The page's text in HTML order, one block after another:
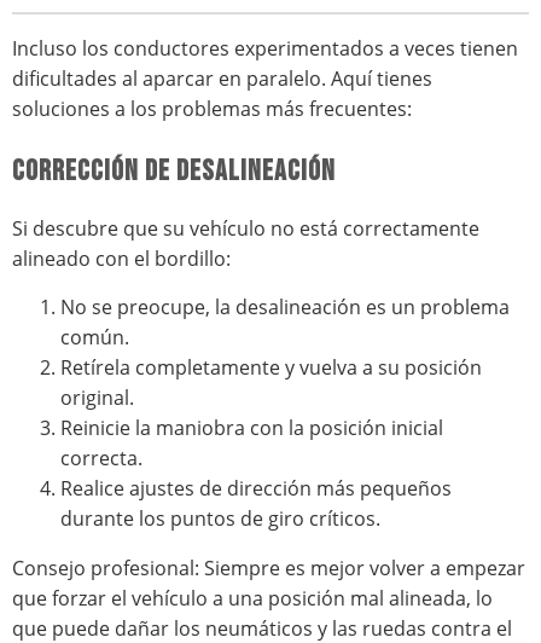
Incluso los conductores experimentados a veces tienen
dificultades al aparcar en paralelo. Aquí tienes
soluciones a los problemas más frecuentes:
CORRECCIÓN DE DESALINEACIÓN
Si descubre que su vehículo no está correctamente
alineado con el bordillo:
No se preocupe, la desalineación es un problema
común.
Retírela completamente y vuelva a su posición
original.
Reinicie la maniobra con la posición inicial
correcta.
Realice ajustes de dirección más pequeños
durante los puntos de giro críticos.
Consejo profesional: Siempre es mejor volver a empezar
que forzar el vehículo a una posición mal alineada, lo
que puede dañar los neumáticos y las ruedas contra el